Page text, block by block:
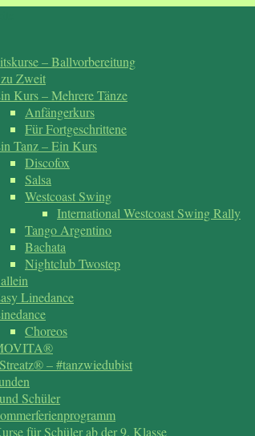
– Ballvorbereitung
Zweit
Kurs – Mehrere Tänze
Anfängerkurs
Für Fortgeschrittene
Tanz – Ein Kurs
Discofox
Salsa
Westcoast Swing
International Westcoast Swing Rally
Tango Argentino
Bachata
Nightclub Twostep
Linedance
Choreos
– #tanzwiedubist
Schüler
für Schüler ab der 9. Klasse